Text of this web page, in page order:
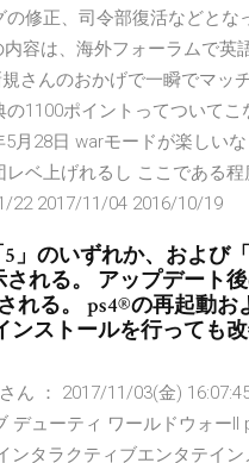
修正、司令部復活などとな
容は、海外フォーラムで英
規さんのおかげで一瞬でマッ
の1100ポイントってついてこ
5月28日 warモードが楽しい
ベ上げれるし ここである
22 2017/11/04 2016/10/19
」のいずれか、および「
される。 アップデート
れる。 ps4®の再起動お
ンストールを行っても
ん ： 2017/11/03(金)
デューティ ワールドウォー
ンタラクティブエンタテイン